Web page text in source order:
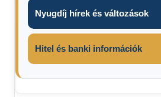
Nyugdíj hírek és változások
Hitel és banki információk